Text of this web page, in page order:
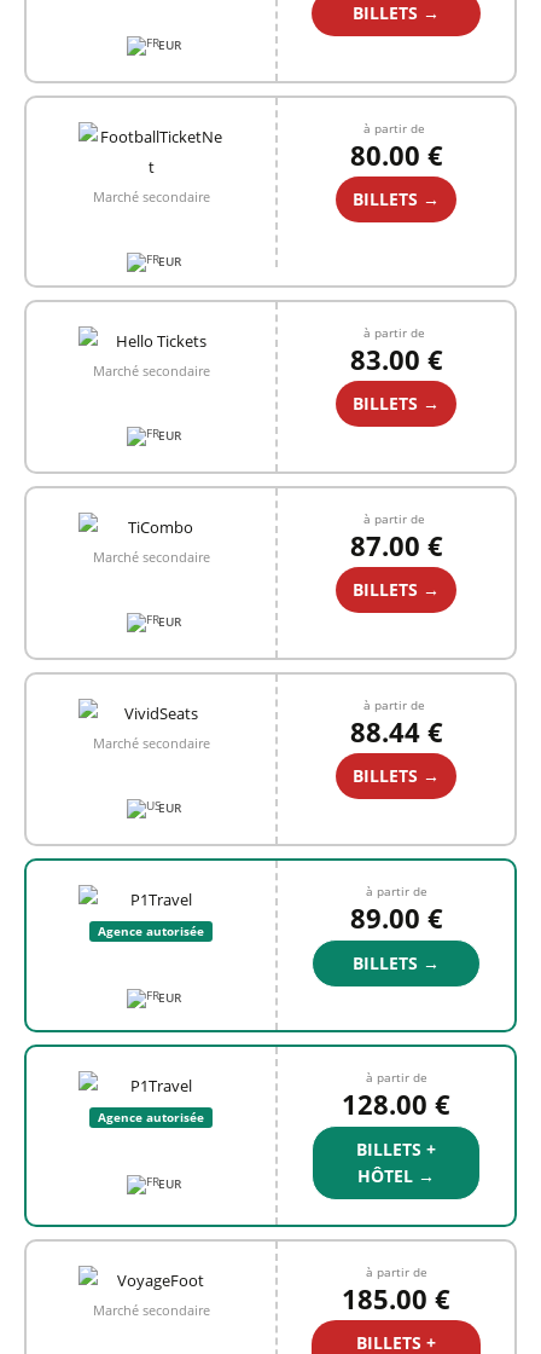
EUR
BILLETS →
Marché secondaire
EUR
à partir de
80.00 €
BILLETS →
Marché secondaire
EUR
à partir de
83.00 €
BILLETS →
Marché secondaire
EUR
à partir de
87.00 €
BILLETS →
Marché secondaire
EUR
à partir de
88.44 €
BILLETS →
Agence autorisée
EUR
à partir de
89.00 €
BILLETS →
Agence autorisée
EUR
à partir de
128.00 €
BILLETS +
HÔTEL →
Marché secondaire
à partir de
185.00 €
BILLETS +